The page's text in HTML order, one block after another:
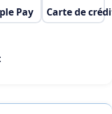
Pay Carte de